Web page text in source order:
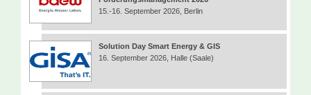
15.-16. September 2026, Berlin
Solution Day Smart Energy & GIS
16. September 2026, Halle (Saale)